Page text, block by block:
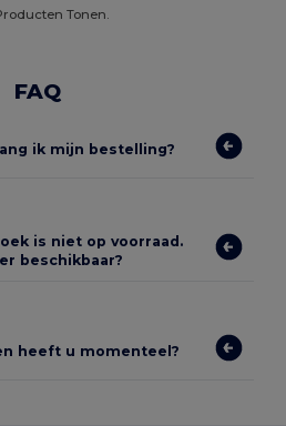
Tonen.
FAQ
ik mijn bestelling?
is niet op voorraad.
beschikbaar?
heeft u momenteel?